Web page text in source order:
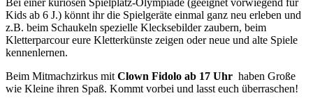
Bei einer kuriosen Spielplatz-Olympiade (geeignet vorwiegend für
Kids ab 6 J.) könnt ihr die Spielgeräte einmal ganz neu erleben und
z.B. beim Schaukeln spezielle Klecksebilder zaubern, beim
Kletterparcour eure Kletterkünste zeigen oder neue und alte Spiele
kennenlernen.
Beim Mitmachzirkus mitClown Fidolo ab 17 Uhr haben Große
wie Kleine ihren Spaß. Kommt vorbei und lasst euch überraschen!